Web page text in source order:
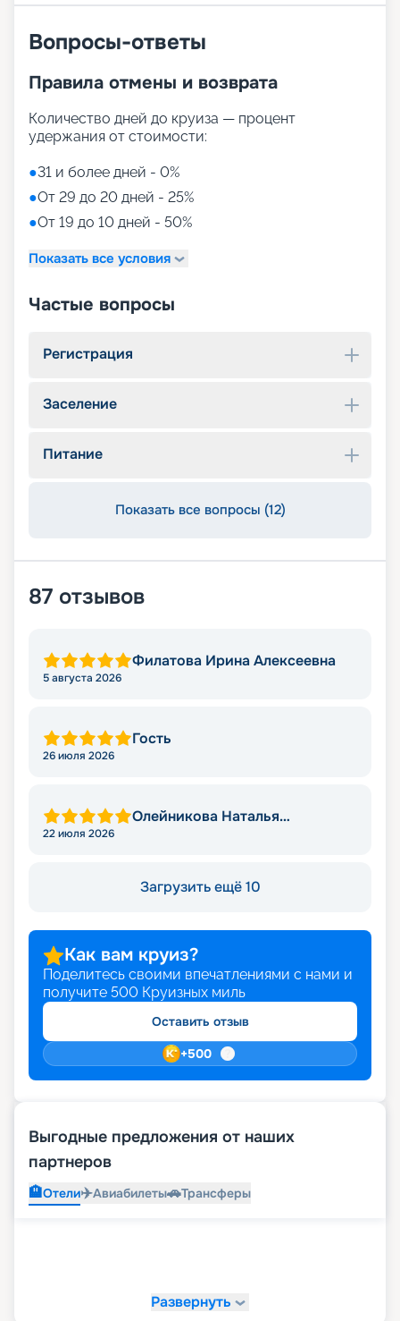
Вопросы-ответы
Правила отмены и возврата
Количество дней до круиза — процент
удержания от стоимости:
●31 и более дней - 0%
●От 29 до 20 дней - 25%
●От 19 до 10 дней - 50%
Показать все условия
Частые вопросы
Регистрация
Заселение
Питание
Показать все вопросы (12)
87 отзывов
Филатова Ирина Алексеевна
5 августа 2026
Гость
26 июля 2026
Олейникова Наталья
22 июля 2026
Загрузить ещё 10
Как вам круиз?
Поделитесь своими впечатлениями с нами и
получите 500 Круизных миль
Оставить отзыв
+500
Выгодные предложения от наших
партнеров
🏨Отели✈️Авиабилеты🚗Трансферы
Развернуть